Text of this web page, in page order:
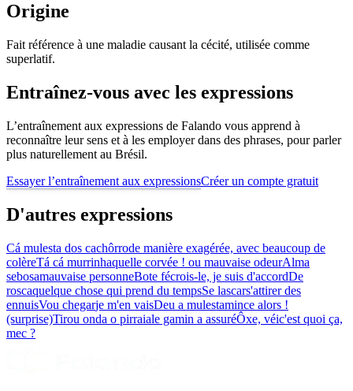
Origine
Fait référence à une maladie causant la cécité, utilisée comme
superlatif.
Entraînez-vous avec les expressions
L’entraînement aux expressions de Falando vous apprend à
reconnaître leur sens et à les employer dans des phrases, pour parler
plus naturellement au Brésil.
Essayer l’entraînement aux expressionsCréer un compte gratuit
D'autres expressions
Cá mulesta dos cachôrrode manière exagérée, avec beaucoup de
colèreTá cá murrinhaquelle corvée ! ou mauvaise odeurAlma
sebosamauvaise personneBote fécrois-le, je suis d'accordDe
roscaquelque chose qui prend du tempsSe lascars'attirer des
ennuisVou chegarje m'en vaisDeu a mulestamince alors !
(surprise)Tirou onda o pirraiale gamin a assuréÔxe, véic'est quoi ça,
mec ?